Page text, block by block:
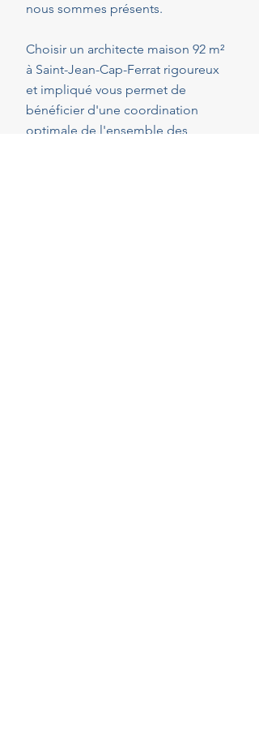
nous sommes présents.
Choisir un architecte maison 92 m²
à Saint-Jean-Cap-Ferrat rigoureux
et impliqué vous permet de
bénéficier d'une coordination
optimale de l'ensemble des